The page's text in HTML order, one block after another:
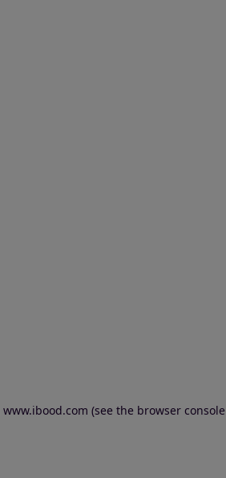
www.ibood.com (see the browser